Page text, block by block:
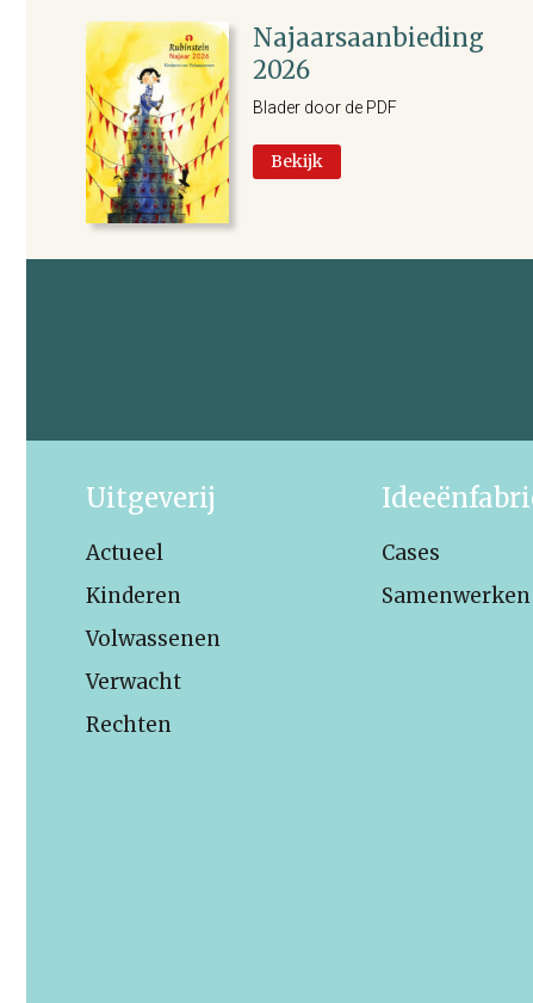
Najaarsaanbieding
2026
Blader door de PDF
Bekijk
Uitgeverij
Actueel
Kinderen
Volwassenen
Verwacht
Rechten
Cases
Samenwerken